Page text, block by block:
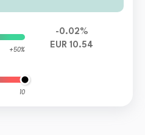
+50%
10
-0.02%
EUR 10.54